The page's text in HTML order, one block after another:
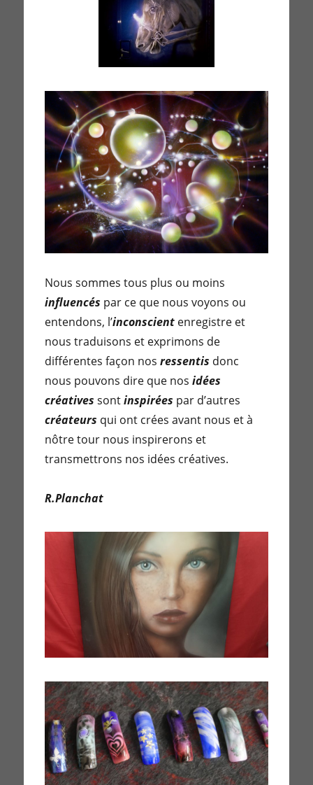
Nous sommes tous plus ou moins
influencés par ce que nous voyons ou
entendons, l’inconscient enregistre et
nous traduisons et exprimons de
différentes façon nosressentis donc
nous pouvons dire que nosidées
créatives sontinspirées par d’autres
créateurs qui ont crées avant nous et à
nôtre tour nous inspirerons et
transmettrons nos idées créatives.
R.Planchat